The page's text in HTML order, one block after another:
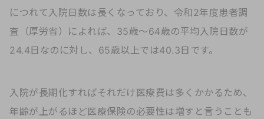
につれて入院日数は長くなっており、令和2年度患者調
査（厚労省）によれば、35歳〜64歳の平均入院日数が
24.4日なのに対し、65歳以上では40.3日です。
入院が長期化すればそれだけ医療費は多くかかるため、
年齢が上がるほど医療保険の必要性は増すと言うことも